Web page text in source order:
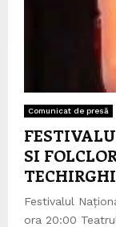
Comunicat de presă
SI
Festivalul
ora 20:00